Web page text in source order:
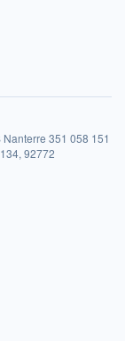
351 058 151
92772